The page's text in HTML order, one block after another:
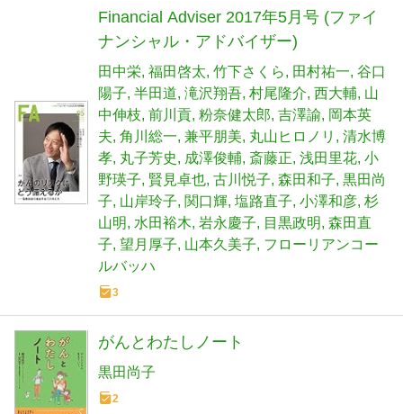
Financial Adviser 2017年5月号 (ファイ
ナンシャル・アドバイザー)
田中栄 福田啓太 竹下さくら 田村祐一 谷口
陽子 半田道 滝沢翔吾 村尾隆介 西大輔 山
中伸枝 前川貢 粉奈健太郎 吉澤諭
岡本英
夫 角川総一 兼平朋美 丸山ヒロノリ
清水博
孝 丸子芳史 成澤俊輔 斎藤正 浅田里花 小
野瑛子 賢見卓也 古川悦子 森田和子 黒田尚
子 山岸玲子 関口輝 塩路直子 小澤和彦 杉
山明
水田裕木 岩永慶子 目黒政明 森田直
子 望月厚子 山本久美子 フローリアンコー
ルバッハ
3
がんとわたしノート
黒田尚子
2